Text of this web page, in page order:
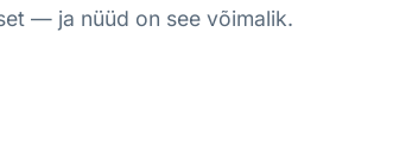
— ja nüüd on see võimalik.